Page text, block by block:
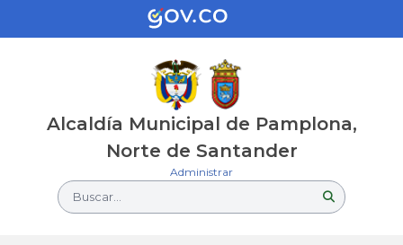
Alcaldía Municipal de Pamplona,
Norte de Santander
Administrar
Buscar...